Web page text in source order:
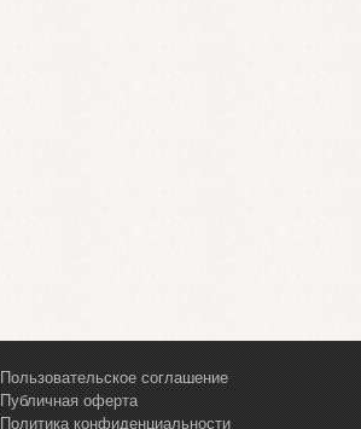
Пользовательское соглашение
Публичная оферта
Политика конфиденциальности